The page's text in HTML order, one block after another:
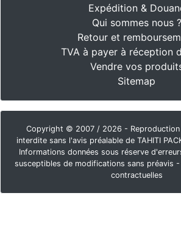
Expédition &
Qui sommes nous ?
Retour et
TVA à payer à réception
Vendre vos
Sitemap
Copyright © 2007 / 2026 -
interdite sans l'avis préalable de TAHITI
Informations données sous réserve
susceptibles de modifications sans préavis
contractuelles